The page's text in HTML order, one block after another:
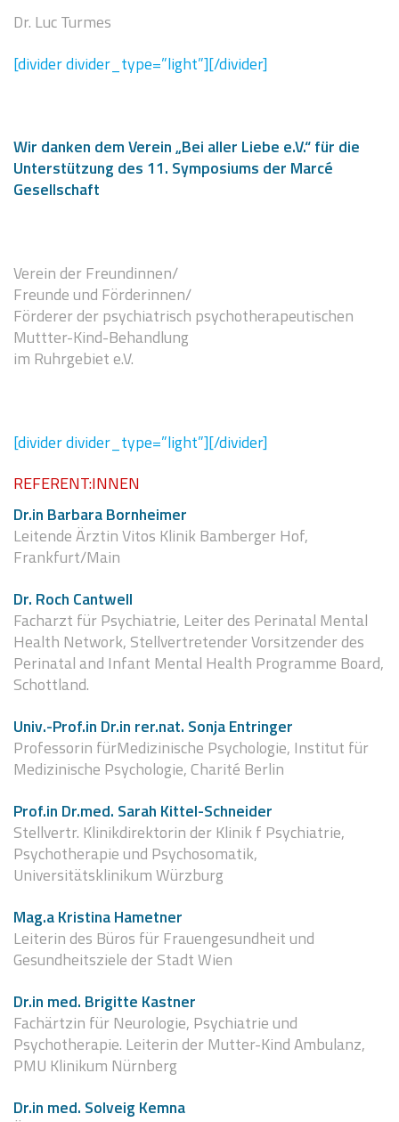
Dr. Luc Turmes
[divider divider_type=”light”][/divider]
Wir danken dem Verein „Bei aller Liebe e.V.“ für die
Unterstützung des 11. Symposiums der Marcé
Gesellschaft
Verein der Freundinnen/
Freunde und Förderinnen/
Förderer der psychiatrisch psychotherapeutischen
Muttter-Kind-Behandlung
im Ruhrgebiet e.V.
[divider divider_type=”light”][/divider]
REFERENT:INNEN
Dr.in Barbara Bornheimer
Leitende Ärztin Vitos Klinik Bamberger Hof,
Frankfurt/Main
Dr. Roch Cantwell
Facharzt für Psychiatrie, Leiter des Perinatal Mental
Health Network, Stellvertretender Vorsitzender des
Perinatal and Infant Mental Health Programme Board,
Schottland.
Univ.-Prof.in Dr.in rer.nat. Sonja Entringer
Professorin fürMedizinische Psychologie, Institut für
Medizinische Psychologie, Charité Berlin
Prof.in Dr.med. Sarah Kittel-Schneider
Stellvertr. Klinikdirektorin der Klinik f Psychiatrie,
Psychotherapie und Psychosomatik,
Universitätsklinikum Würzburg
Mag.a Kristina Hametner
Leiterin des Büros für Frauengesundheit und
Gesundheitsziele der Stadt Wien
Dr.in med. Brigitte Kastner
Fachärtzin für Neurologie, Psychiatrie und
Psychotherapie. Leiterin der Mutter-Kind Ambulanz,
PMU Klinikum Nürnberg
Dr.in med. Solveig Kemna